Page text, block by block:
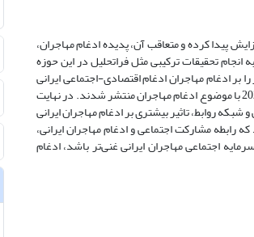
پیدا کرده و متعاقب آن، پدیده ادغام مهاجران،
انجام تحقیقات ترکیبی مثل فراتحلیل در این حوزه
ادغام مهاجران ادغام اقتصادی-اجتماعی ایرانی
دارد؟ روش تحقیق پژوهش حاضر، فراتحلیل است. جامعه آماری تحقیق همۀ مقالات معتبر علمی هستند که در سال‌های 2000 تا 2024 با موضوع ادغام مهاجران منتشر شدند. در نهایت
روابط، تاثیر بیشتری بر ادغام مهاجران ایرانی
نتایج اندازۀ اثرات نشان می‌دهد که رابطه مشارکت اجتماعی و ادغام مهاجران ایرانی،
بیان کرد که هرچه عناصر سرمایه اجتماعی مهاجران ایرانی غنی‌تر باشد، ادغام